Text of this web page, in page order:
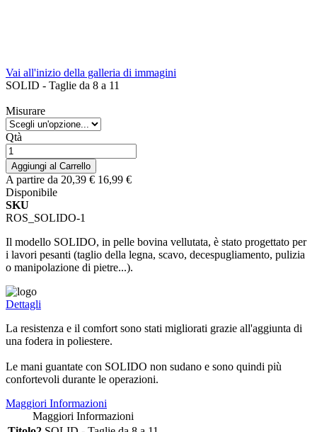
Vai all'inizio della galleria di immagini
SOLID - Taglie da 8 a 11
Misurare
Qtà
Aggiungi al Carrello
A partire da 20,39 € 16,99 €
Disponibile
SKU
ROS_SOLIDO-1
Il modello SOLIDO, in pelle bovina vellutata, è stato progettato per
i lavori pesanti (taglio della legna, scavo, decespugliamento, pulizia
o manipolazione di pietre...).
Dettagli
La resistenza e il comfort sono stati migliorati grazie all'aggiunta di
una fodera in poliestere.
Le mani guantate con SOLIDO non sudano e sono quindi più
confortevoli durante le operazioni.
Maggiori Informazioni
Maggiori Informazioni